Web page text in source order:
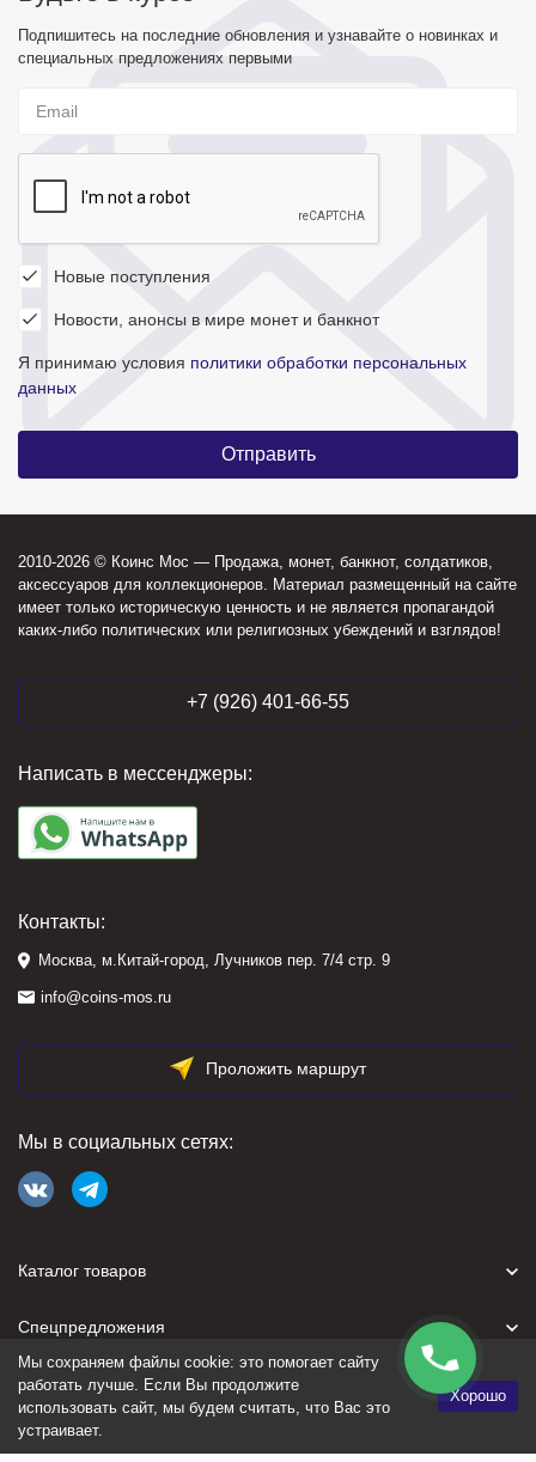
Подпишитесь на последние обновления и узнавайте о новинках и
специальных предложениях первыми
Новые поступления
Новости, анонсы в мире монет и банкнот
Я принимаю условия политики обработки персональных
данных
2010-2026 © Коинс Мос — Продажа, монет, банкнот, солдатиков,
аксессуаров для коллекционеров. Материал размещенный на сайте
имеет только историческую ценность и не является пропагандой
каких-либо политических или религиозных убеждений и взглядов!
+7 (926) 401-66-55
Написать в мессенджеры:
Контакты:
Москва, м.Китай-город, Лучников пер. 7/4 стр. 9
info@coins-mos.ru
Проложить маршрут
Мы в социальных сетях:
Каталог товаров
Спецпредложения
Для покупателя
Политика персональных данных
Мы сохраняем файлы cookie: это помогает сайту
работать лучше. Если Вы продолжите
использовать сайт, мы будем считать, что Вас это
устраивает.
Хорошо